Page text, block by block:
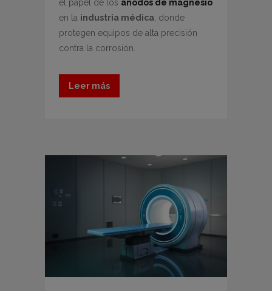
el papel de los ánodos de magnesio
en la industria médica , donde
protegen equipos de alta precisión
contra la corrosión.
Leer más